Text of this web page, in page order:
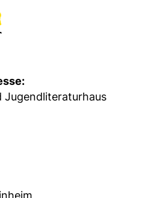
Jugendliteraturhaus